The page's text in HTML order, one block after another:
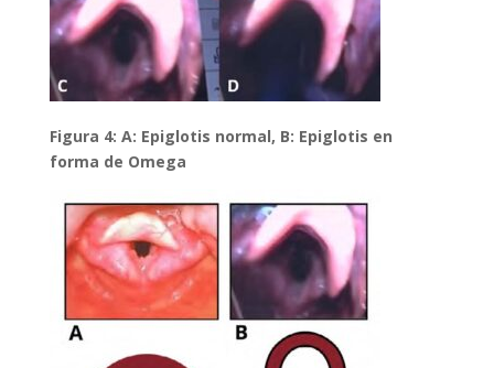
Figura 4: A: Epiglotis normal, B: Epiglotis en
forma de Omega